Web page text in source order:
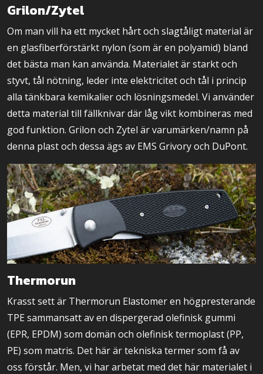
Grilon/Zytel
Om man vill ha ett mycket hårt och slagtåligt material är
en glasfiberförstärkt nylon (som är en polyamid) bland
det bästa man kan använda. Materialet är starkt och
styvt, tål nötning, leder inte elektricitet och tål i princip
alla tänkbara kemikalier och lösningsmedel. Vi använder
detta material till fällknivar där låg vikt kombineras med
god funktion. Grilon och Zytel är varumärken/namn på
denna plast och dessa ägs av EMS Grivory och DuPont.
Thermorun
Krasst sett är Thermorun Elastomer en högpresterande
TPE sammansatt av en dispergerad olefinisk gummi
(EPR, EPDM) som domän och olefinisk termoplast (PP,
PE) som matris. Det här är tekniska termer som få av
oss förstår. Men, vi har arbetat med det här materialet i